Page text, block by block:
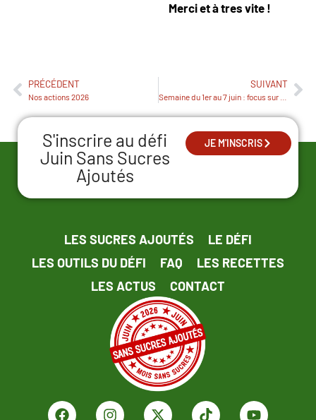
Merci et à tres vite !
PRÉCÉDENT
Nos actions 2026
SUIVANT
S'inscrire au défi
Juin Sans Sucres
Ajoutés
JE M'INSCRIS
LES SUCRES AJOUTÉS
LE DÉFI
LES OUTILS DU DÉFI
FAQ
LES RECETTES
LES ACTUS
CONTACT